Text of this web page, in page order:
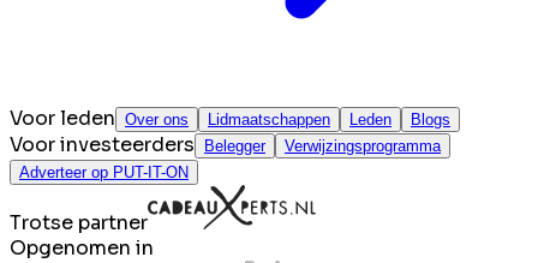
Voor leden Over ons Lidmaatschappen Leden Blogs
Voor investeerders Belegger
Verwijzingsprogramma
Adverteer op PUT-IT-ON
Trotse partner
Opgenomen in